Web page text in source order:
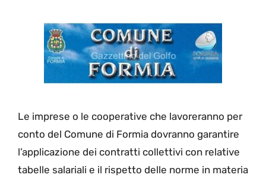
Le imprese o le cooperative che lavoreranno per
conto del Comune di Formia dovranno garantire
l’applicazione dei contratti collettivi con relative
tabelle salariali e il rispetto delle norme in materia